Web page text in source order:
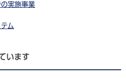
実施事業
ム
います